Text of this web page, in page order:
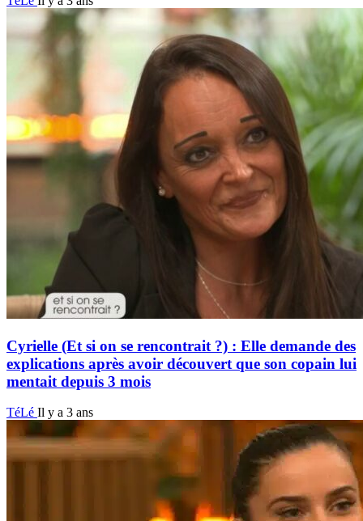
Cyrielle (Et si on se rencontrait ?) : Elle demande des
explications après avoir découvert que son copain lui
mentait depuis 3 mois
TéLé Il y a 3 ans